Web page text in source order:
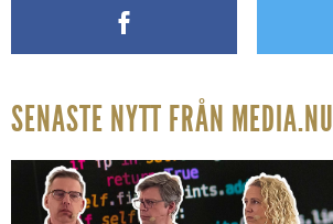
SENASTE NYTT FRÅN MEDIA.NU